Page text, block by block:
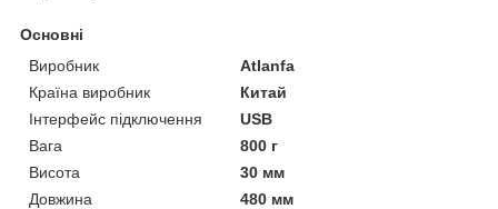
Основні
Виробник
Atlanfa
Країна виробник
Китай
Інтерфейс підключення
USB
Вага
800 г
Висота
30 мм
Довжина
480 мм